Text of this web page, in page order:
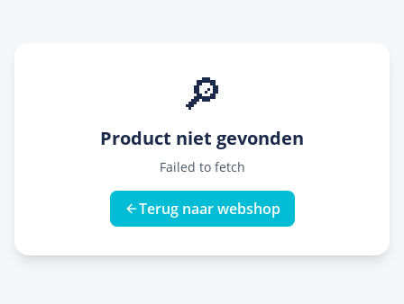
🔎
Product niet gevonden
Failed to fetch
Terug naar webshop